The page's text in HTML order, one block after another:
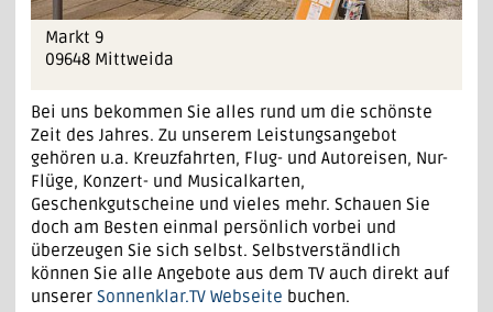
Markt 9
09648 Mittweida
Bei uns bekommen Sie alles rund um die schönste
Zeit des Jahres. Zu unserem Leistungsangebot
gehören u.a. Kreuzfahrten, Flug- und Autoreisen, Nur-
Flüge, Konzert- und Musicalkarten,
Geschenkgutscheine und vieles mehr. Schauen Sie
doch am Besten einmal persönlich vorbei und
überzeugen Sie sich selbst. Selbstverständlich
können Sie alle Angebote aus dem TV auch direkt auf
unserer Sonnenklar.TV Webseite buchen.